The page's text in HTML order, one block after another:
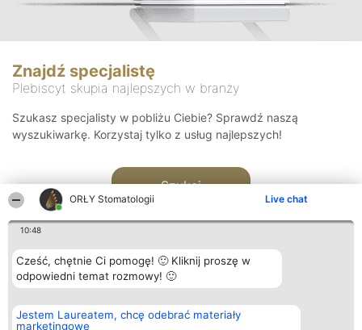
ORŁY Stomatologii Live chat
10:48
Cześć, chętnie Ci pomogę! 🙂 Kliknij proszę w
odpowiedni temat rozmowy! 🙂
Jestem Laureatem, chcę odebrać materiały
marketingowe
Znajdź specjalistę
Plebiscyt skupia najlepszych w branży
Szukasz specjalisty w pobliżu Ciebie? Sprawdź naszą
wyszukiwarkę. Korzystaj tylko z usług najlepszych!
Szukaj
Organizator plebiscytu
Bright Side Solutions sp. z o.
o. sp. k.
Plebiscyt
Laureaci
Kontakt
Kontakt